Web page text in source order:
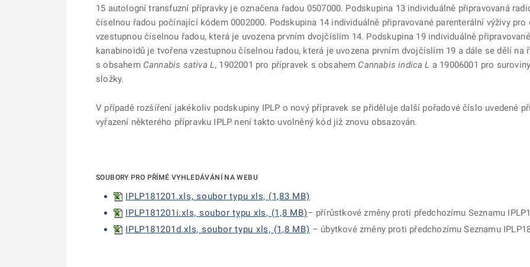
15 autologní transfuzní přípravky je označena řadou 0507000. Podskupina 13 individuálně připravovaná
číselnou řadou počínající kódem 0002000. Podskupina 14 individuálně připravované parenterální výživy
vzestupnou číselnou řadou, která je uvozena prvním dvojčíslím 14. Podskupina 19 individuálně
kanabinoidů je tvořena vzestupnou číselnou řadou, která je uvozena prvním dvojčíslím 19 a dále se dělí na
s obsahem Cannabis sativa L, 1902001 pro přípravek s obsahem Cannabis indica L a 19006001 pro
složky.
V případě rozšíření jakékoliv podskupiny IPLP o nový přípravek se přiděluje další pořadové číslo uvedené
vyřazení některého přípravku IPLP není takto uvolněný kód již znovu obsazován.
SOUBORY PRO PŘÍMÉ VYHLEDÁVÁNÍ NA WEBU
IPLP181201.xls, soubor typu xls, (1,83 MB)
IPLP181201i.xls, soubor typu xls, (1,8 MB)– přírůstkové změny proti předchozímu Seznamu
IPLP181201d.xls, soubor typu xls, (1,8 MB) – úbytkové změny proti předchozímu Seznamu